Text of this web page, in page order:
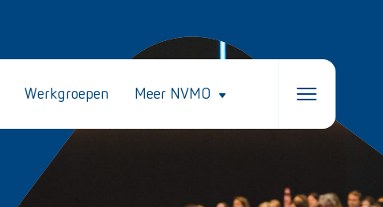
Werkgroepen Meer NVMO